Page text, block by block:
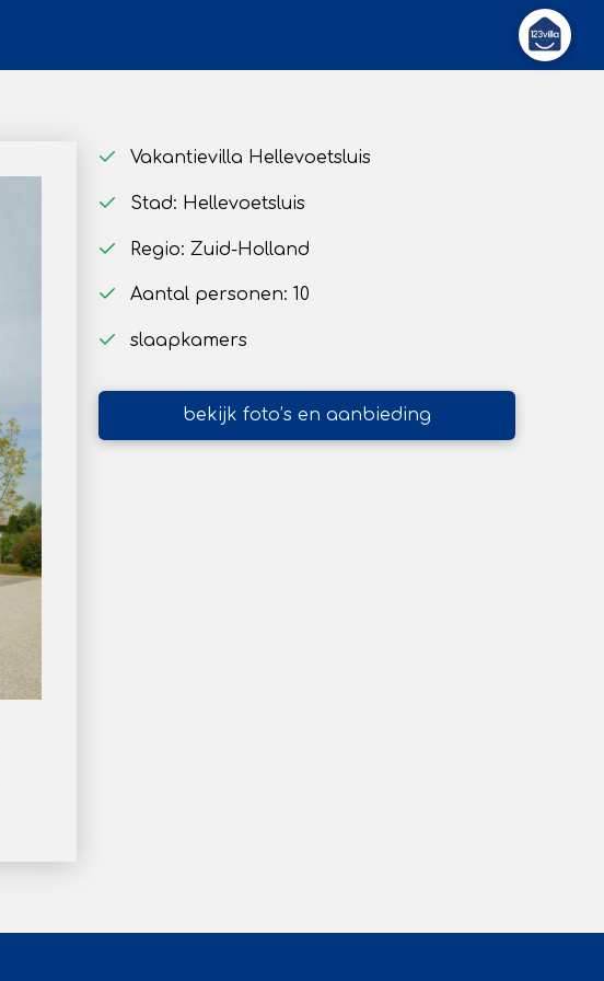
Vakantievilla Hellevoetsluis
Stad: Hellevoetsluis
Regio: Zuid-Holland
Aantal personen: 10
slaapkamers
bekijk foto’s en aanbieding